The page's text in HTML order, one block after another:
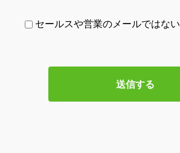
セールスや営業のメールではない